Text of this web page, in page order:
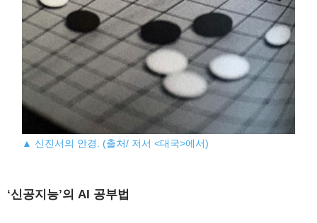
▲ 신진서의 안경. (출처/ 저서 <대국>에서)
‘신공지능’의 AI 공부법